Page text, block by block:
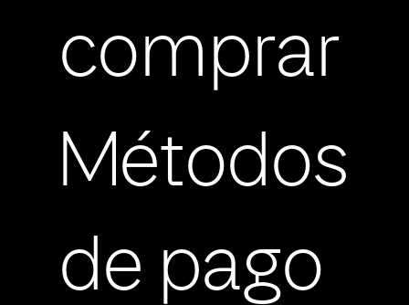
comprar
Métodos
de pago